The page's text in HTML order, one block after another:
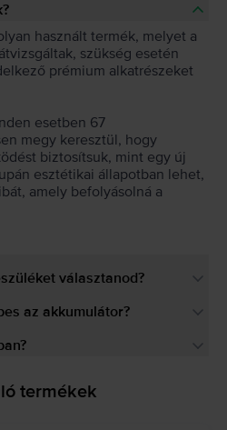
használt termék, melyet a
szükség esetén
prémium alkatrészeket
esetben 67
megy keresztül, hogy
biztosítsuk, mint egy új
esztétikai állapotban lehet,
amely befolyásolná a
választanod?
az akkumulátor?
termékek